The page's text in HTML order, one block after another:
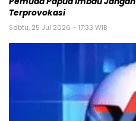
Terprovokasi
Sabtu, 25 Jul 2026 - 17:33 WIB